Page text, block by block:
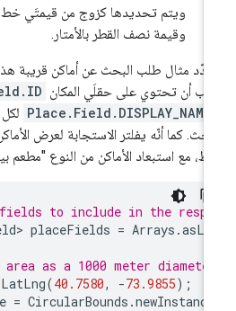
ويتم تحديدها كزوج من قيمتَي خط
وقيمة نصف القطر بالأمتار.
مثال طلب البحث عن أماكن قريبة هذا
أن تحتوي على حقلَي المكان
Place.Field.DISPLAY_NAME لكل
كما أنّه يفلتر الاستجابة لعرض
مع استبعاد الأماكن من النوع "مطعم
fields to include in the
Field> placeFields = Arrays.
area as a 1000 meter
new LatLng ( 40.7580, -73.9855
= CircularBounds.newInstance